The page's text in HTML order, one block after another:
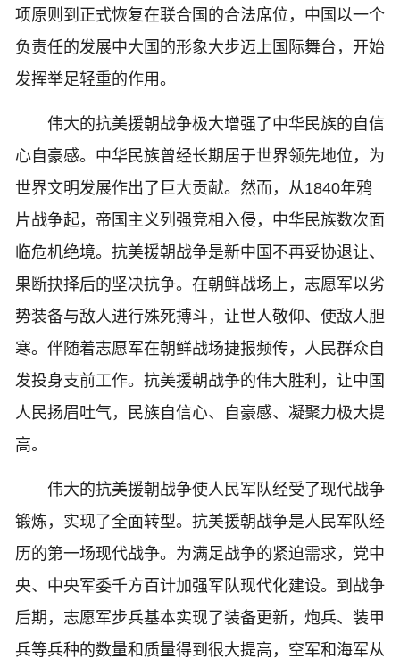
项原则到正式恢复在联合国的合法席位，中国以一个
负责任的发展中大国的形象大步迈上国际舞台，开始
发挥举足轻重的作用。
伟大的抗美援朝战争极大增强了中华民族的自信
心自豪感。中华民族曾经长期居于世界领先地位，为
世界文明发展作出了巨大贡献。然而，从1840年鸦
片战争起，帝国主义列强竞相入侵，中华民族数次面
临危机绝境。抗美援朝战争是新中国不再妥协退让、
果断抉择后的坚决抗争。在朝鲜战场上，志愿军以劣
势装备与敌人进行殊死搏斗，让世人敬仰、使敌人胆
寒。伴随着志愿军在朝鲜战场捷报频传，人民群众自
发投身支前工作。抗美援朝战争的伟大胜利，让中国
人民扬眉吐气，民族自信心、自豪感、凝聚力极大提
高。
伟大的抗美援朝战争使人民军队经受了现代战争
锻炼，实现了全面转型。抗美援朝战争是人民军队经
历的第一场现代战争。为满足战争的紧迫需求，党中
央、中央军委千方百计加强军队现代化建设。到战争
后期，志愿军步兵基本实现了装备更新，炮兵、装甲
兵等兵种的数量和质量得到很大提高，空军和海军从